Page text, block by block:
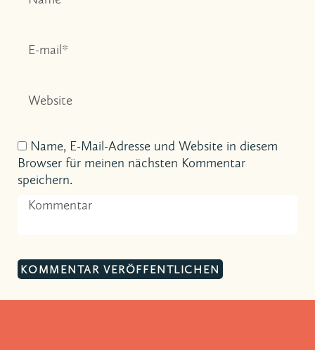
Name, E-Mail-Adresse und Website in diesem
Browser für meinen nächsten Kommentar
speichern.